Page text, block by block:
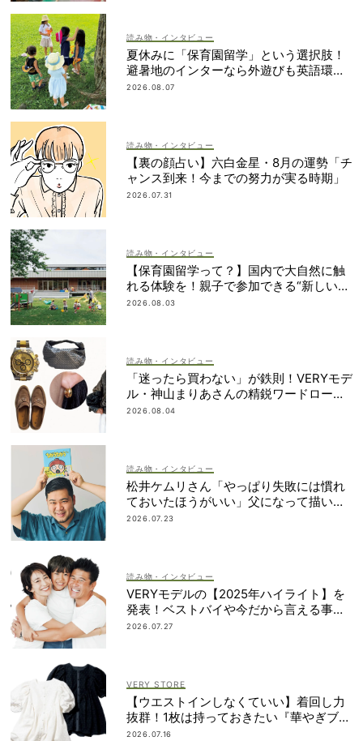
読み物・インタビュー
夏休みに「保育園留学」という選択肢！
避暑地のインターなら外遊びも英語環境
もいいとこ取り
2026.08.07
読み物・インタビュー
【裏の顔占い】六白金星・8月の運勢「チ
ャンス到来！今までの努力が実る時期」
2026.07.31
読み物・インタビュー
【保育園留学って？】国内で大自然に触
れる体験を！親子で参加できる“新しい選
択肢”
2026.08.03
読み物・インタビュー
「迷ったら買わない」が鉄則！VERYモデ
ル・神山まりあさんの精鋭ワードローブ1
2選
2026.08.04
読み物・インタビュー
松井ケムリさん「やっぱり失敗には慣れ
ておいたほうがいい」父になって描いた
初めての絵本＜7/24発売＞
2026.07.23
読み物・インタビュー
VERYモデルの【2025年ハイライト】を
発表！ベストバイや今だから言える事件
簿も大公開
2026.07.27
VERY STORE
【ウエストインしなくていい】着回し力
抜群！1枚は持っておきたい『華やぎブラ
ウス』
2026.07.16